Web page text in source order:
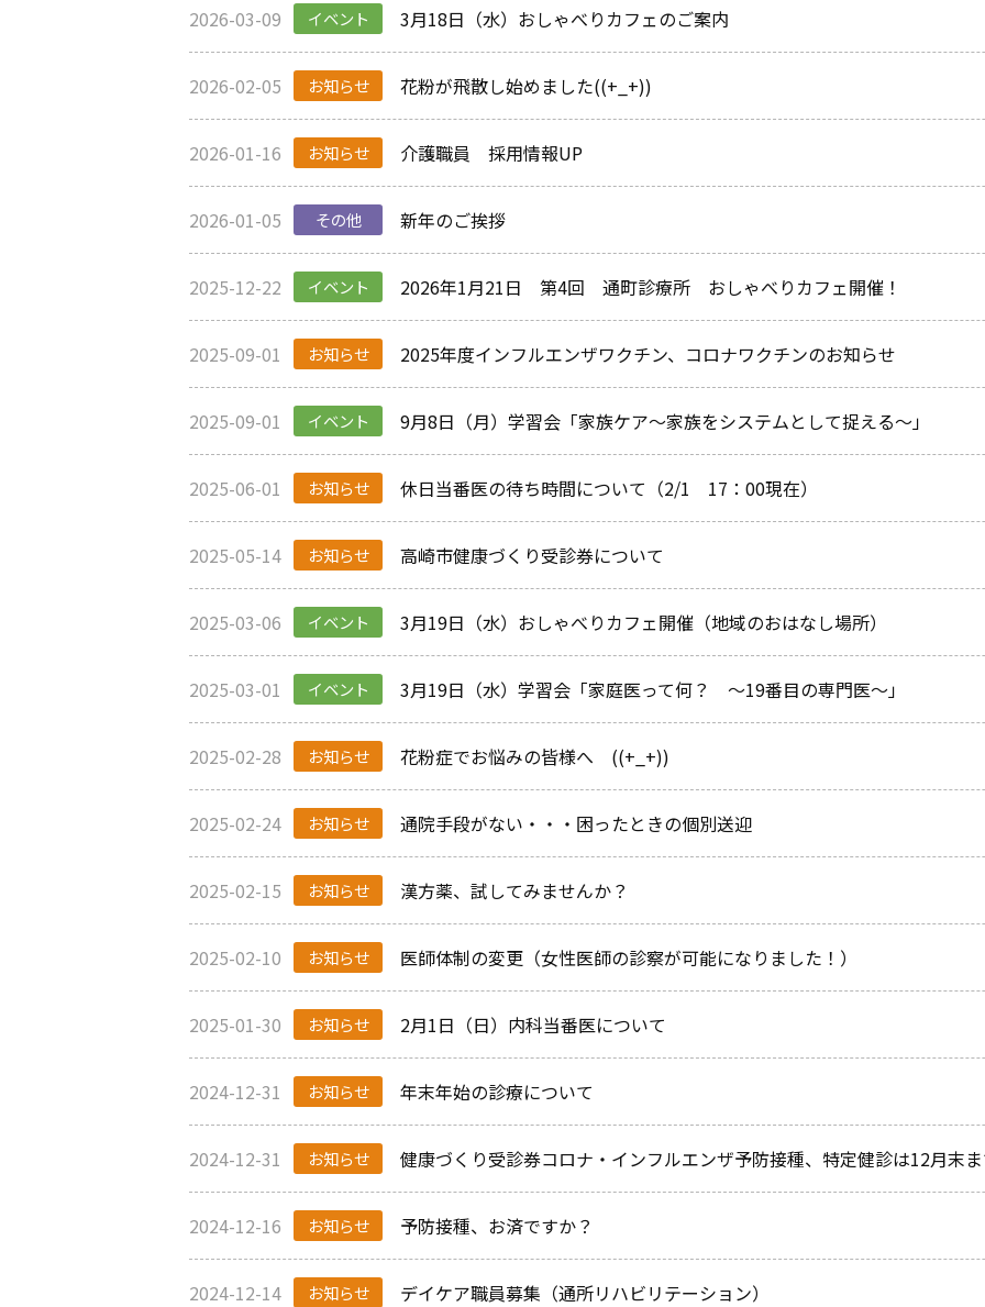
2026-03-09 イベント 3月18日（水）おしゃべりカフェのご案内
2026-02-05 お知らせ 花粉が飛散し始めました((+_+))
2026-01-16 お知らせ 介護職員 採用情報UP
2026-01-05 その他 新年のご挨拶
2025-12-22 イベント 2026年1月21日 第4回 通町診療所 おしゃべりカフェ開催！
2025-09-01 お知らせ 2025年度インフルエンザワクチン、コロナワクチンのお知らせ
2025-09-01 イベント 9月8日（月）学習会「家族ケア～家族をシステムとして捉える～」
2025-06-01 お知らせ 休日当番医の待ち時間について（2/1 17：00現在）
2025-05-14 お知らせ 高崎市健康づくり受診券について
2025-03-06 イベント 3月19日（水）おしゃべりカフェ開催（地域のおはなし場所）
2025-03-01 イベント 3月19日（水）学習会「家庭医って何？ ～19番目の専門医～」
2025-02-28 お知らせ 花粉症でお悩みの皆様へ ((+_+))
2025-02-24 お知らせ 通院手段がない・・・困ったときの個別送迎
2025-02-15 お知らせ 漢方薬、試してみませんか？
2025-02-10 お知らせ 医師体制の変更（女性医師の診察が可能になりました！）
2025-01-30 お知らせ 2月1日（日）内科当番医について
2024-12-31 お知らせ 年末年始の診療について
2024-12-31 お知らせ 健康づくり受診券コロナ・インフルエンザ予防接種、特定健診は12月末
2024-12-16 お知らせ 予防接種、お済ですか？
2024-12-14 お知らせ デイケア職員募集（通所リハビリテーション）